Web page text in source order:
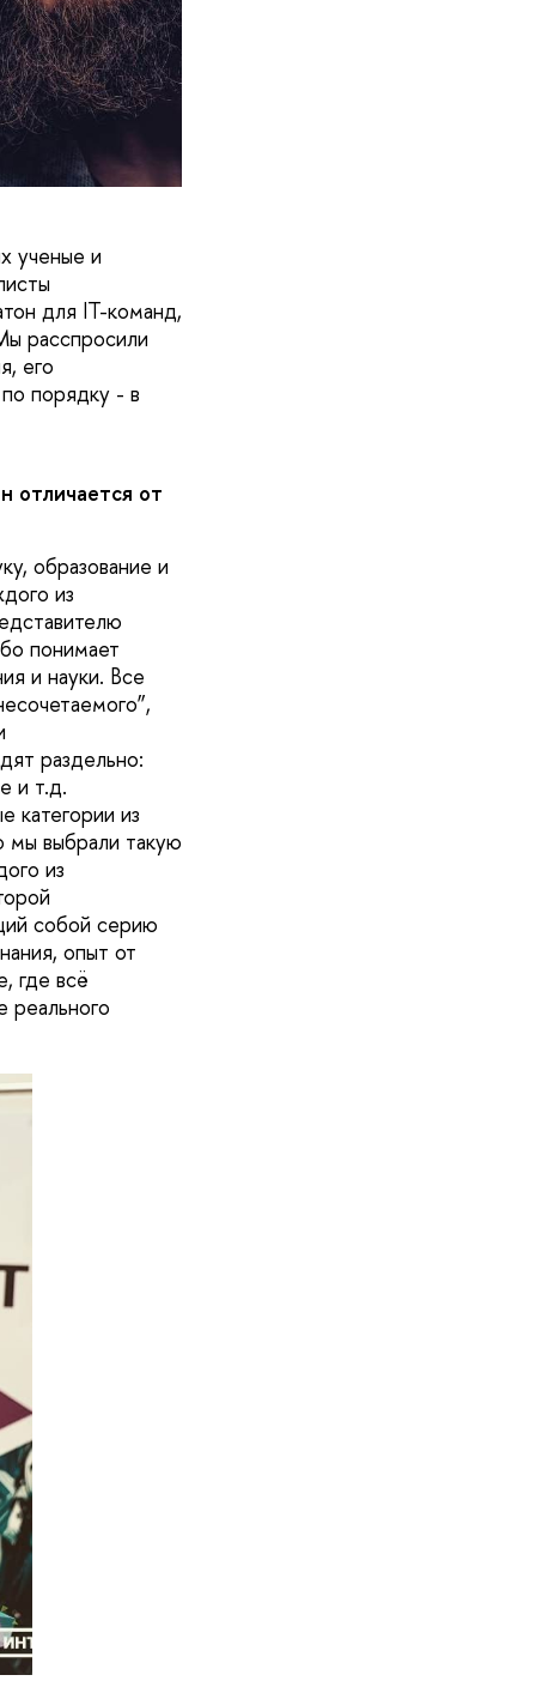
ученые и
для IT-команд,
расспросили
его
порядку - в
отличается от
образование и
из
понимает
и науки. Все
раздельно:
и т.д.
категории из
мы выбрали такую
из
собой серию
опыт от
где всё
реального